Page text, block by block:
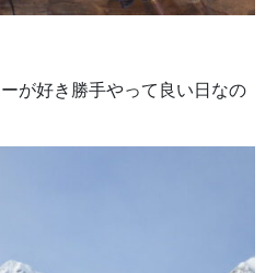
が好き勝手やって良い日なの